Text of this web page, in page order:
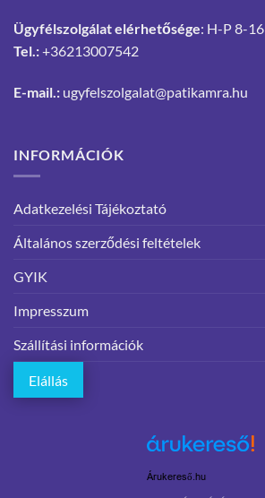
Ügyfélszolgálat elérhetősége: H-P 8-16
Tel.:+36213007542
E-mail.: ugyfelszolgalat@patikamra.hu
INFORMÁCIÓK
Adatkezelési Tájékoztató
Általános szerződési feltételek
GYIK
Impresszum
Szállítási információk
Elállás
Árukereső.hu